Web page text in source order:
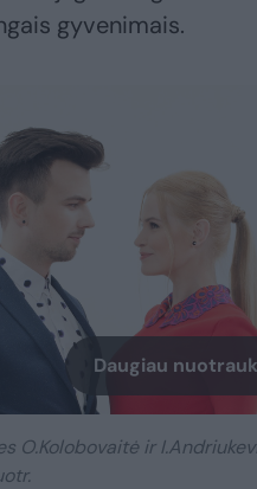
gyvenimais.
Daugiau
O.Kolobovaitė ir